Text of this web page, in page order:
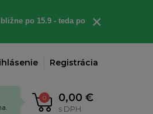
po 15.9 - teda po ×
Registrácia
0 0,00 €
s DPH